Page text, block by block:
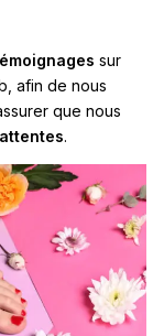
sur
afin de nous
que nous
.